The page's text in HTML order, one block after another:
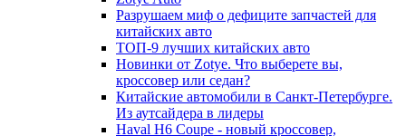
Разрушаем миф о дефиците запчастей для
китайских авто
ТОП-9 лучших китайских авто
Новинки от Zotye. Что выберете вы,
кроссовер или седан?
Китайские автомобили в Санкт-Петербурге.
Из аутсайдера в лидеры
Haval H6 Coupe - новый кроссовер,